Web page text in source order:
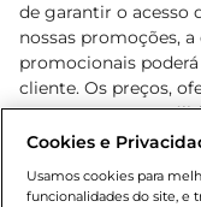
de garantir o acesso
nossas promoções,
promocionais
cliente. Os preços,
o e-commerce e
sofrer alterações
Lei n.º 8069/90, art.
Cookies e
Usamos cookies para
funcionalidades do site, e